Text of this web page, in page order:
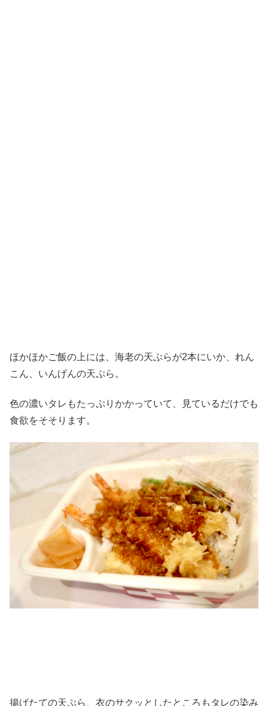
ほかほかご飯の上には、海老の天ぷらが2本にいか、れん
こん、いんげんの天ぷら。
色の濃いタレもたっぷりかかっていて、見ているだけでも
食欲をそそります。
揚げたての天ぷら、衣のサクッとしたところもタレの染み